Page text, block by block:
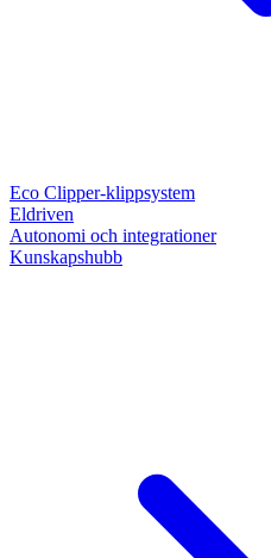
Eco Clipper-klippsystem
Eldriven
Autonomi och integrationer
Kunskapshubb